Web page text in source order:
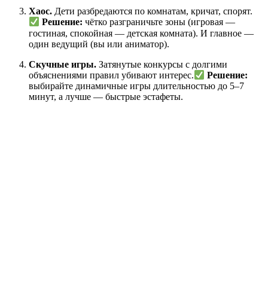
Хаос. Дети разбредаются по комнатам, кричат, спорят.
Решение: чётко разграничьте зоны (игровая —
гостиная, спокойная — детская комната). И главное —
один ведущий (вы или аниматор).
Скучные игры. Затянутые конкурсы с долгими
объяснениями правил убивают интерес.
Решение:
выбирайте динамичные игры длительностью до 5–7
минут, а лучше — быстрые эстафеты.